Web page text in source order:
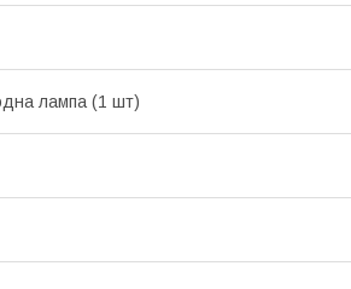
лампа (1 шт)